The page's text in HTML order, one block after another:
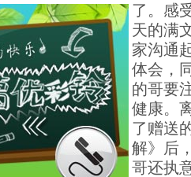
了。 感
天的满
家沟通
体会，
的哥要
健康。
了赠送
解》后
哥还执